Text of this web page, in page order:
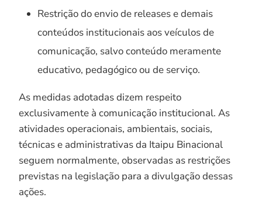
Restrição do envio de releases e demais
conteúdos institucionais aos veículos de
comunicação, salvo conteúdo meramente
educativo, pedagógico ou de serviço.
As medidas adotadas dizem respeito
exclusivamente à comunicação institucional. As
atividades operacionais, ambientais, sociais,
técnicas e administrativas da Itaipu Binacional
seguem normalmente, observadas as restrições
previstas na legislação para a divulgação dessas
ações.